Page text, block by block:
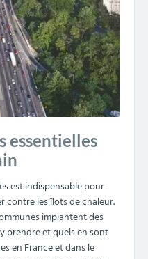
essentielles
est indispensable pour
contre les îlots de chaleur.
implantent des
prendre et quels en sont
en France et dans le